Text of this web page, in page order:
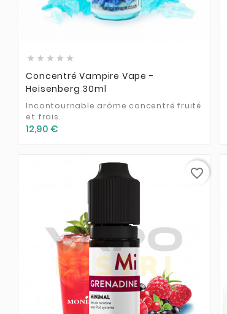
    
Concentré Vampire Vape -
Heisenberg 30ml
Incontournable arôme concentré fruité
et frais.
12,90 €
favorite_border